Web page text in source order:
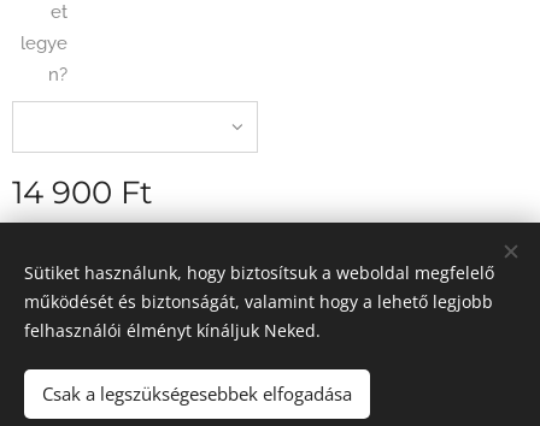
et
legye
n?
14 900 Ft
2026 Egyedi élményfestés - Magyarország
Sütik
Sütiket használunk, hogy biztosítsuk a weboldal megfelelő
működését és biztonságát, valamint hogy a lehető legjobb
felhasználói élményt kínáljuk Neked.
Csak a legszükségesebbek elfogadása